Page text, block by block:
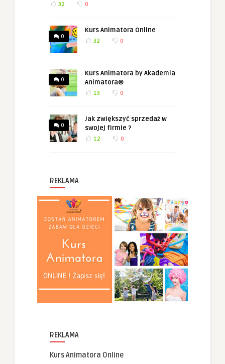
32 0
0
Kurs Animatora Online
32 0
0
Kurs Animatora by Akademia
Animatora®
13 0
0
Jak zwiększyć sprzedaż w
swojej firmie ?
12 0
REKLAMA
REKLAMA
Kurs Animatora Online